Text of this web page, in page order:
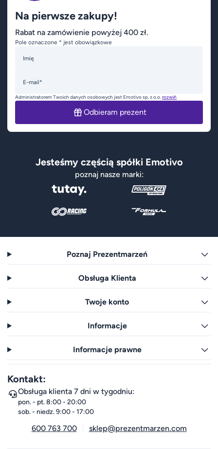
Na pierwsze zakupy!
Rabat na zamówienie powyżej 400 zł.
Pole oznaczone * jest obowiązkowe
Imię
E-mail*
Administratorem Twoich danych osobowych jest Emotivo sp. z o.o.rozwiń
Odbieram prezent
Jesteśmy częścią spółki Emotivo
poznaj nasze marki:
Poznaj Prezentmarzeń
Obsługa Klienta
Twoje konto
Informacje
Informacje prawne
Kontakt:
Obsługa klienta 7 dni w tygodniu:
pon. - pt. 8:00 - 20:00
sob. - niedz. 9:00 - 17:00
600 763 700 sklep@prezentmarzen.com